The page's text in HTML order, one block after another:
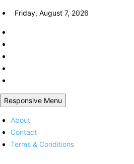
Skip
content
Friday, August 7, 2026
Responsive Menu
About
Contact
Terms & Conditions